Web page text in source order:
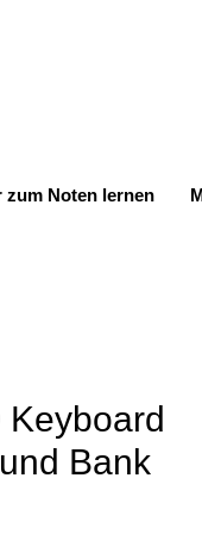
Noten lernen
Keyboard
Bank